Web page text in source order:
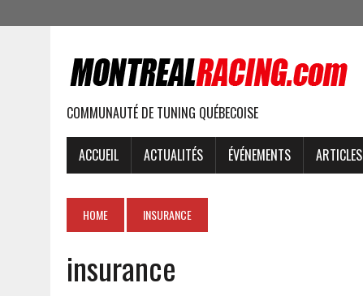
COMMUNAUTÉ DE TUNING QUÉBECOISE
ACCUEIL ACTUALITÉS ÉVÉNEMENTS ARTICLES
HOME INSURANCE
insurance